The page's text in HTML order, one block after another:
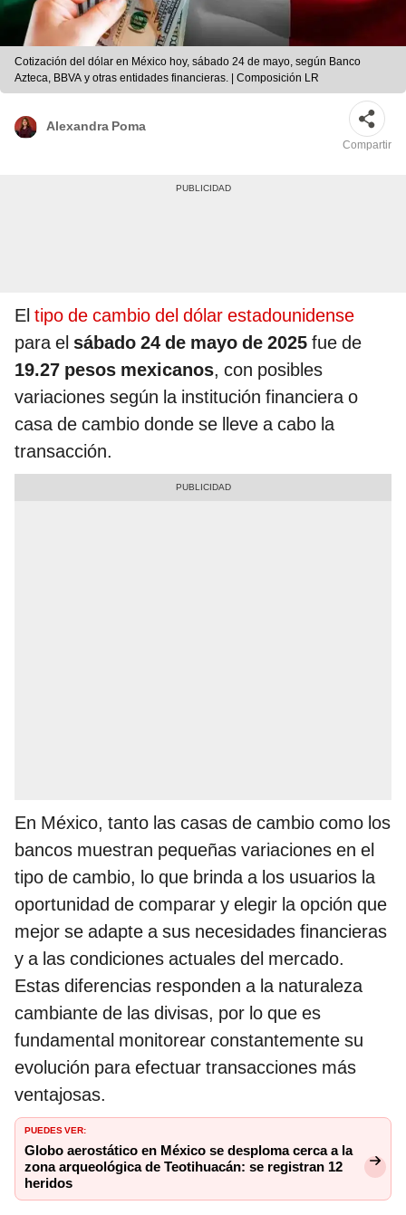
Cotización del dólar en México hoy, sábado 24 de mayo, según Banco
Azteca, BBVA y otras entidades financieras. | Composición LR
Alexandra Poma
Compartir
El tipo de cambio del dólar estadounidense
para el sábado 24 de mayo de 2025 fue de
19.27 pesos mexicanos, con posibles
variaciones según la institución financiera o
casa de cambio donde se lleve a cabo la
transacción.
En México, tanto las casas de cambio como los
bancos muestran pequeñas variaciones en el
tipo de cambio, lo que brinda a los usuarios la
oportunidad de comparar y elegir la opción que
mejor se adapte a sus necesidades financieras
y a las condiciones actuales del mercado.
Estas diferencias responden a la naturaleza
cambiante de las divisas, por lo que es
fundamental monitorear constantemente su
evolución para efectuar transacciones más
ventajosas.
PUEDES VER:
Globo aerostático en México se desploma cerca a la
zona arqueológica de Teotihuacán: se registran 12
heridos